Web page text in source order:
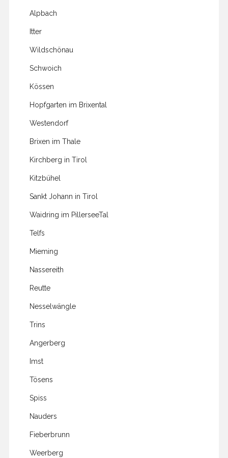
Alpbach
Itter
Wildschönau
Schwoich
Kössen
Hopfgarten im Brixental
Westendorf
Brixen im Thale
Kirchberg in Tirol
Kitzbühel
Sankt Johann in Tirol
Waidring im PillerseeTal
Telfs
Mieming
Nassereith
Reutte
Nesselwängle
Trins
Angerberg
Imst
Tösens
Spiss
Nauders
Fieberbrunn
Weerberg